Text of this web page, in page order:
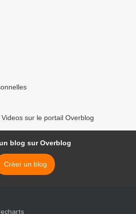
sur le portail Overblog
blog sur Overblog
Créer un blog